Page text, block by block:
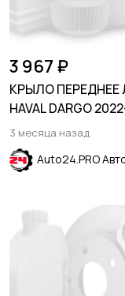
3 967 ₽
КРЫЛО ПЕРЕДНЕЕ
HAVAL DARGO
3 месяца назад